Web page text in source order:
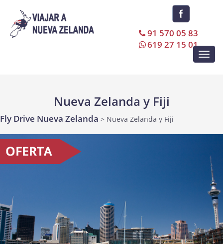
91 570 05 83
619 27 15 01
Nueva Zelanda y Fiji
Fly Drive Nueva Zelanda > Nueva Zelanda y Fiji